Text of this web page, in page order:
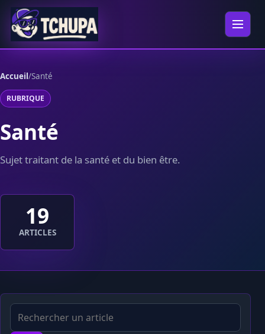
Aller au contenu
Ouvrir
Accueil/Santé
RUBRIQUE
Santé
Sujet traitant de la santé et du bien être.
19
ARTICLES
Rechercher